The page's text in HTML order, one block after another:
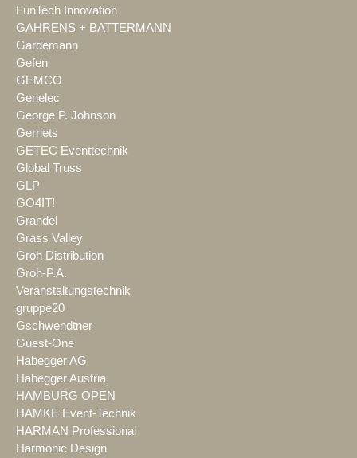
FunTech Innovation
GAHRENS + BATTERMANN
Gardemann
Gefen
GEMCO
Genelec
George P. Johnson
Gerriets
GETEC Eventtechnik
Global Truss
GLP
GO4IT!
Grandel
Grass Valley
Groh Distribution
Groh-P.A.
Veranstaltungstechnik
gruppe20
Gschwendtner
Guest-One
Habegger AG
Habegger Austria
HAMBURG OPEN
HAMKE Event-Technik
HARMAN Professional
Harmonic Design